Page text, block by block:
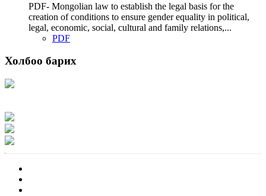
PDF- Mongolian law to establish the legal basis for the
creation of conditions to ensure gender equality in political,
legal, economic, social, cultural and family relations,...
PDF
Холбоо барих